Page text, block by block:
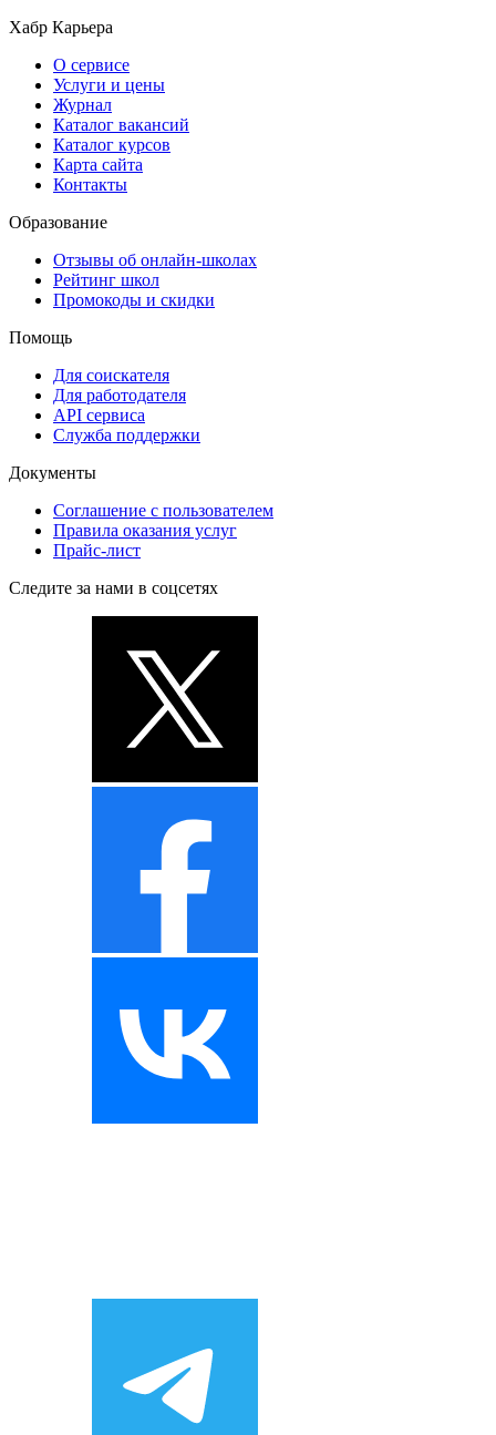
Хабр Карьера
О сервисе
Услуги и цены
Журнал
Каталог вакансий
Каталог курсов
Карта сайта
Контакты
Образование
Отзывы об онлайн-школах
Рейтинг школ
Промокоды и скидки
Помощь
Для соискателя
Для работодателя
API сервиса
Служба поддержки
Документы
Соглашение с пользователем
Правила оказания услуг
Прайс-лист
Следите за нами в соцсетях